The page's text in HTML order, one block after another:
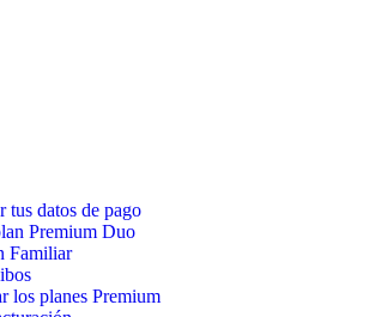
tus datos de pago
Premium Duo
Familiar
los planes Premium